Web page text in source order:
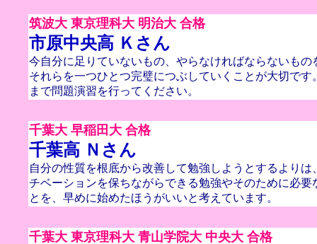
筑波大 東京理科大 明治大 合格
市原中央高 Ｋさん
今自分に足りていないもの、やらなければならないもの
それらを一つひとつ完璧につぶしていくことが大切です
まで問題演習を行ってください。
千葉大 早稲田大 合格
千葉高 Ｎさん
自分の性質を根底から改善して勉強しようとするよりは
チベーションを保ちながらできる勉強やそのために必要
とを、早めに始めたほうがいいと考えています。
千葉大 東京理科大 青山学院大 中央大 合格